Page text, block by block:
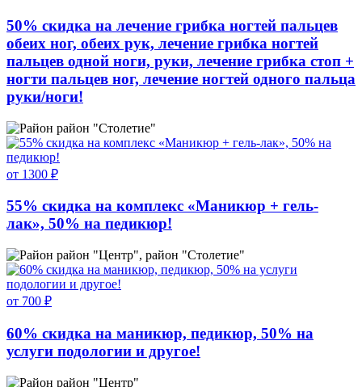
50% скидка на лечение грибка ногтей пальцев
обеих ног, обеих рук, лечение грибка ногтей
пальцев одной ноги, руки, лечение грибка стоп +
ногти пальцев ног, лечение ногтей одного пальца
руки/ноги!
район "Столетие"
от 1300 ₽
55% скидка на комплекс «Маникюр + гель-
лак», 50% на педикюр!
район "Центр", район "Столетие"
от 700 ₽
60% скидка на маникюр, педикюр, 50% на
услуги подологии и другое!
район "Центр"